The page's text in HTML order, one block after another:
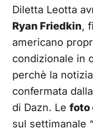
Diletta Leotta
Ryan Friedkin,
americano
condizionale in
perchè la
confermata
di Dazn. Le foto
sul settimanale